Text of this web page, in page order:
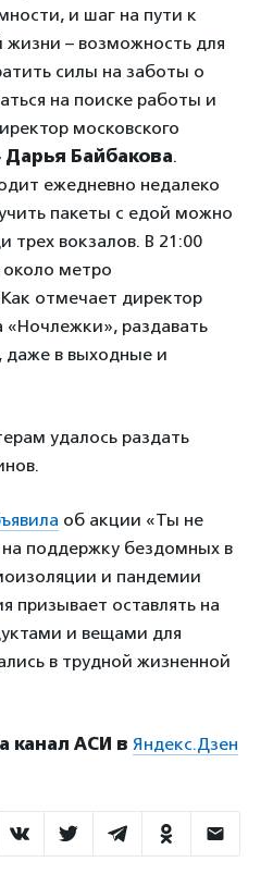
и шаг на пути к
– возможность для
силы на заботы о
на поиске работы и
московского
Дарья Байбакова.
ежедневно недалеко
пакеты с едой можно
трех вокзалов. В 21:00
метро
отмечает директор
«Ночлежки», раздавать
даже в выходные и
удалось раздать
об акции «Ты не
поддержку бездомных в
и пандемии
призывает оставлять на
и вещами для
в трудной жизненной
канал АСИ в Яндекс.Дзен